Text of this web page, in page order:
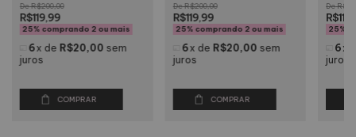
R$200,00
R$119,99
25% comprando 2 ou mais
6 x de R$20,00 sem
juros
COMPRAR
R$200,00
R$119,99
25% comprando 2 ou mais
6 x de R$20,00 sem
juros
COMPRAR
25%
6 x
juros